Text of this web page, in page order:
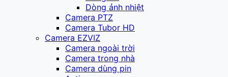
Dòng ảnh nhiệt
Camera PTZ
Camera Tubor HD
Camera EZVIZ
Camera ngoài trời
Camera trong nhà
Camera dùng pin